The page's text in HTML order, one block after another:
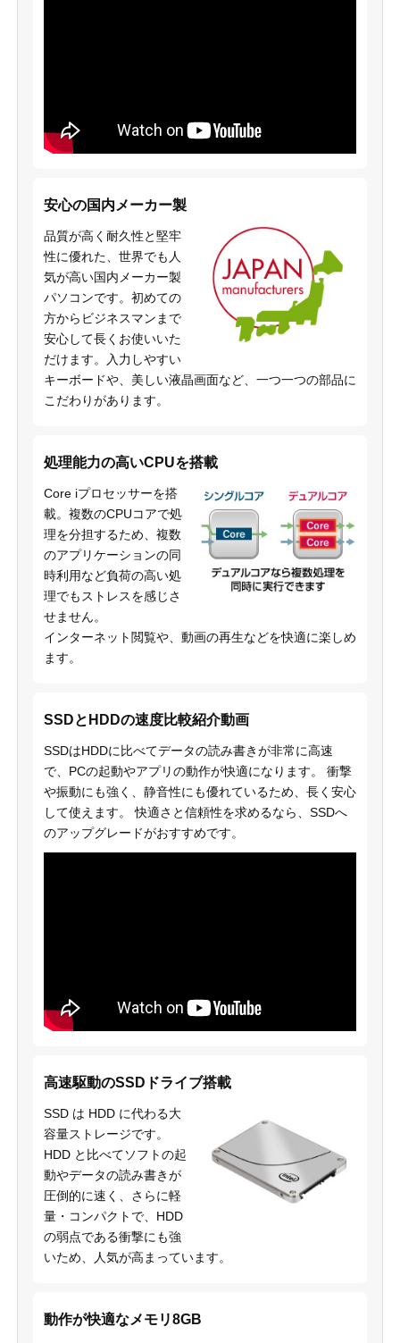
安心の国内メーカー製
品質が高く耐久性と堅牢
性に優れた、世界でも人
気が高い国内メーカー製
パソコンです。初めての
方からビジネスマンまで
安心して長くお使いいた
だけます。入力しやすい
キーボードや、美しい液晶画面など、一つ一つの部品に
こだわりがあります。
処理能力の高いCPUを搭載
Core iプロセッサーを搭
載。複数のCPUコアで処
理を分担するため、複数
のアプリケーションの同
時利用など負荷の高い処
理でもストレスを感じさ
せません。
インターネット閲覧や、動画の再生などを快適に楽しめ
ます。
SSDとHDDの速度比較紹介動画
SSDはHDDに比べてデータの読み書きが非常に高速
で、PCの起動やアプリの動作が快適になります。 衝撃
や振動にも強く、静音性にも優れているため、長く安心
して使えます。 快適さと信頼性を求めるなら、SSDへ
のアップグレードがおすすめです。
高速駆動のSSDドライブ搭載
SSD は HDD に代わる大
容量ストレージです。
HDD と比べてソフトの起
動やデータの読み書きが
圧倒的に速く、さらに軽
量・コンパクトで、HDD
の弱点である衝撃にも強
いため、人気が高まっています。
動作が快適なメモリ8GB